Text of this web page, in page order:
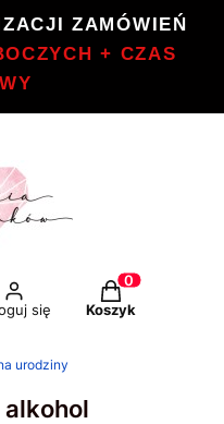
ZAMÓWIEŃ
+ CZAS
się
Produkty w
Koszyk
urodziny
alkohol